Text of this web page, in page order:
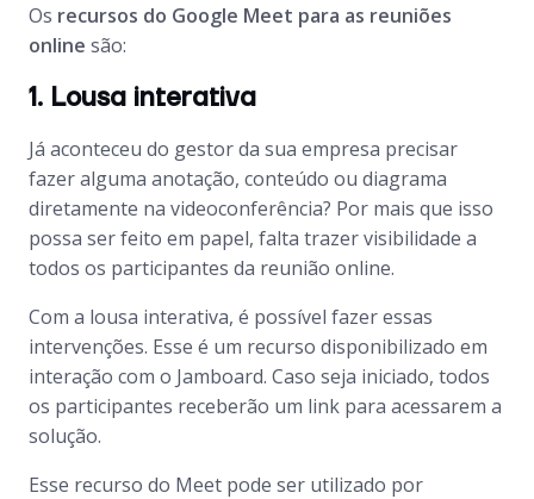
Os recursos do Google Meet para as reuniões
online são:
1. Lousa interativa
Já aconteceu do gestor da sua empresa precisar
fazer alguma anotação, conteúdo ou diagrama
diretamente na videoconferência? Por mais que isso
possa ser feito em papel, falta trazer visibilidade a
todos os participantes da reunião online.
Com a lousa interativa, é possível fazer essas
intervenções. Esse é um recurso disponibilizado em
interação com o Jamboard. Caso seja iniciado, todos
os participantes receberão um link para acessarem a
solução.
Esse recurso do Meet pode ser utilizado por